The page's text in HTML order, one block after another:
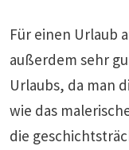
Für einen Urlaub
außerdem sehr
Urlaubs, da man
wie das
die